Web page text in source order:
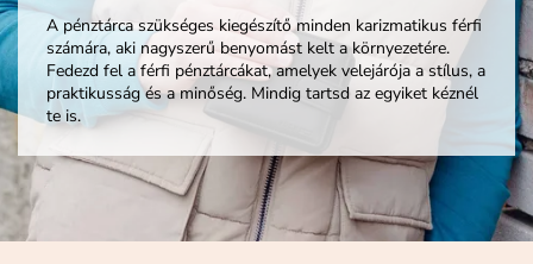
A pénztárca szükséges kiegészítő minden karizmatikus férfi
számára, aki nagyszerű benyomást kelt a környezetére.
Fedezd fel a férfi pénztárcákat, amelyek velejárója a stílus, a
praktikusság és a minőség. Mindig tartsd az egyiket kéznél
te is.